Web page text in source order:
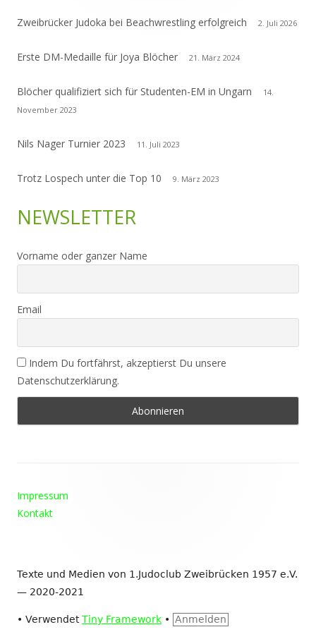
Zweibrücker Judoka bei Beachwrestling erfolgreich 2. Juli 2026
Erste DM-Medaille für Joya Blöcher 21. März 2024
Blöcher qualifiziert sich für Studenten-EM in Ungarn
14.
November 2023
Nils Nager Turnier 2023 11. Juli 2023
Trotz Lospech unter die Top 10 9. März 2023
NEWSLETTER
Vorname oder ganzer Name
Email
Indem Du fortfährst, akzeptierst Du unsere
Datenschutzerklärung.
Inhalt
Impressum
Kontakt
Texte und Medien von 1.Judoclub Zweibrücken 1957 e.V.
— 2020-2021
• VerwendetTiny Framework • Anmelden